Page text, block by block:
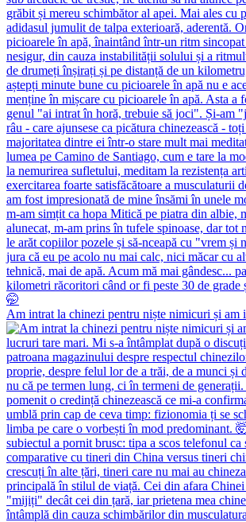
Am intrat la chinezi pentru niște nimicuri și am i